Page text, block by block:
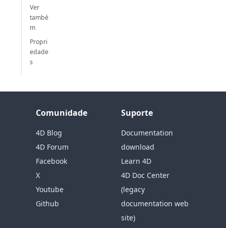
Ver
també
m
Propri
edade
s
Comunidade
4D Blog
4D Forum
Facebook
X
Youtube
Github
Suporte
Documentation
download
Learn 4D
4D Doc Center
(legacy
documentation web
site)